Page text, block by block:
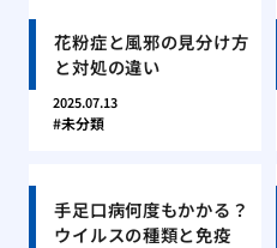
花粉症と風邪の見分け方
と対処の違い
2025.07.13
未分類
手足口病何度もかかる？
ウイルスの種類と免疫